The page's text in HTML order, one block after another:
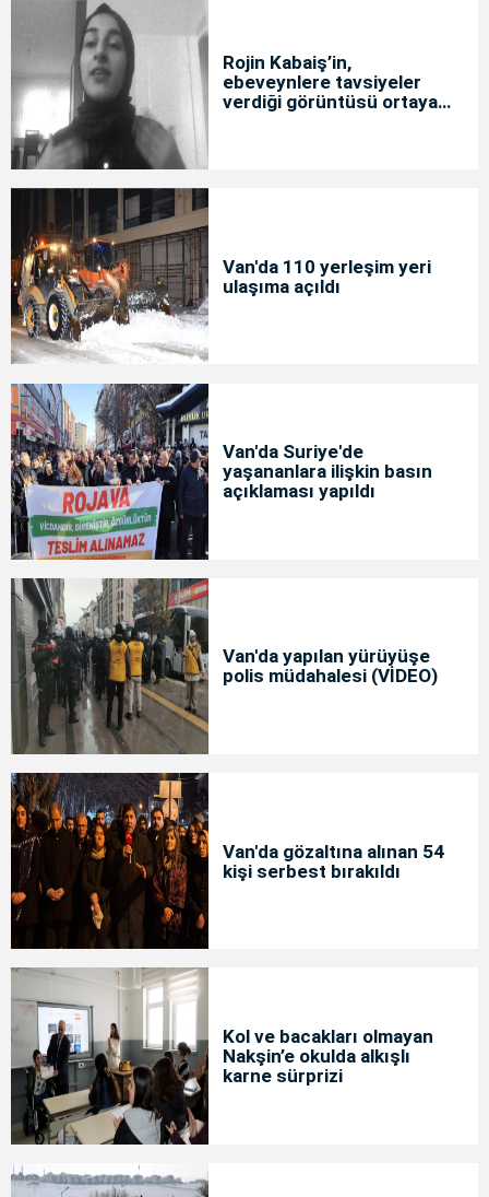
Rojin Kabaiş’in,
ebeveynlere tavsiyeler
verdiği görüntüsü ortaya
Van'da 110 yerleşim yeri
ulaşıma açıldı
Van'da Suriye'de
yaşananlara ilişkin basın
açıklaması yapıldı
Van'da yapılan yürüyüşe
polis müdahalesi (VİDEO)
Van'da gözaltına alınan 54
kişi serbest bırakıldı
Kol ve bacakları olmayan
Nakşin’e okulda alkışlı
karne sürprizi